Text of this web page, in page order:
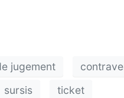
jugement
sursis ticket